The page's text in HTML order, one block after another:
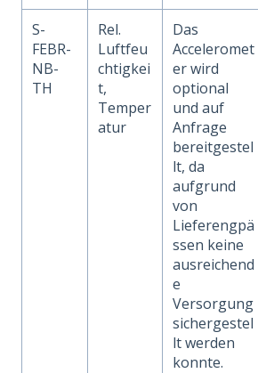
S-
FEBR-
NB-
TH
Rel.
Luftfeu
chtigkei
t,
Temper
atur
Das
Acceleromet
er wird
optional
und auf
Anfrage
bereitgestel
lt, da
aufgrund
von
Lieferengpä
ssen keine
ausreichend
e
Versorgung
sichergestel
lt werden
konnte.